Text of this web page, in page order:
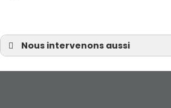
Nous intervenons aussi